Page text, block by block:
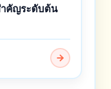
คัญระดับต้น